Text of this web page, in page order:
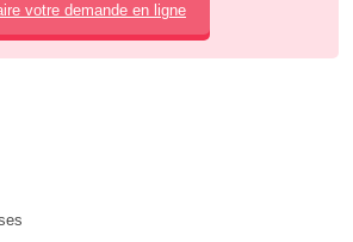
votre demande en ligne